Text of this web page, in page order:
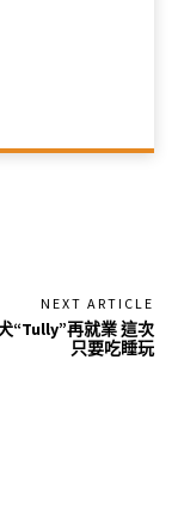
NEXT ARTICLE
“Tully”再就業 這次
只要吃睡玩